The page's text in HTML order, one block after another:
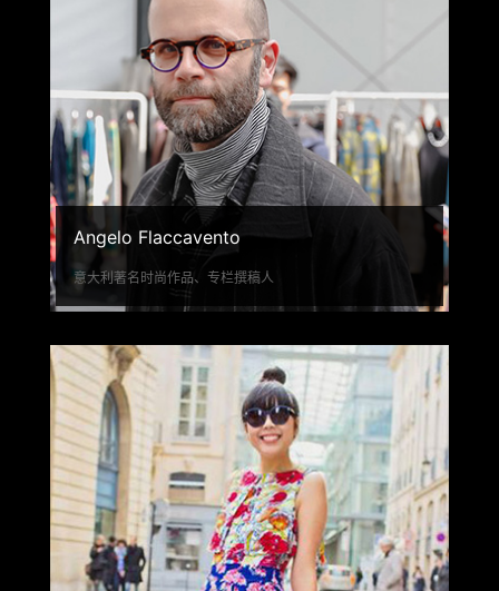
Angelo Flaccavento
意大利著名时尚作品、专栏撰稿人